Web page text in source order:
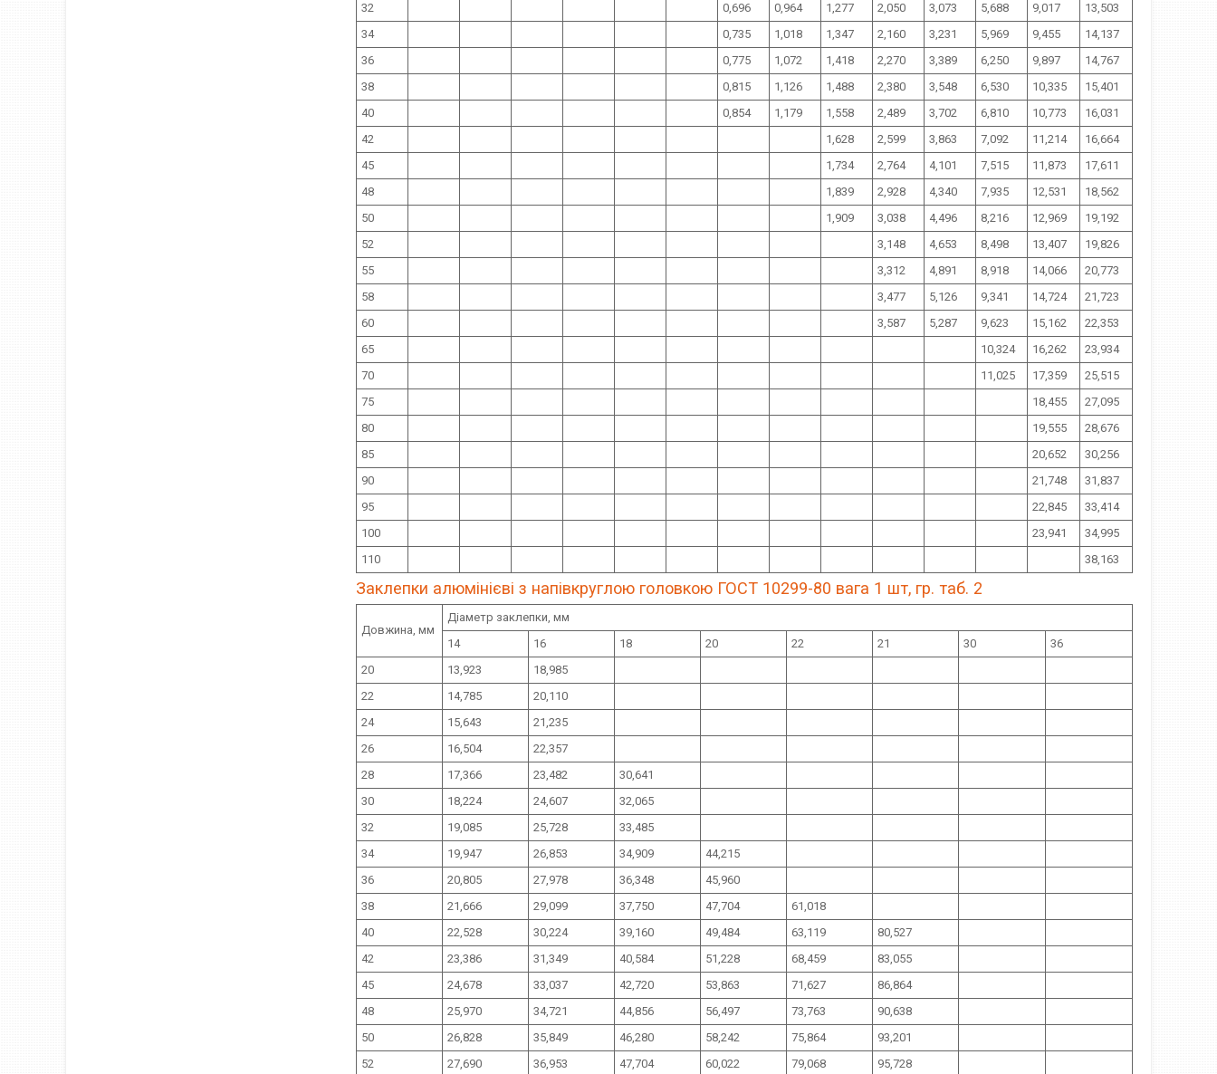
32
0,696 0,964 1,277 2,050 3,073 5,688 9,017
13,503
34
0,735 1,018 1,347 2,160 3,231 5,969 9,455
14,137
36
0,775 1,072 1,418 2,270 3,389 6,250 9,897
14,767
38
0,815 1,126 1,488 2,380 3,548 6,530 10,335
15,401
40
0,854 1,179 1,558 2,489 3,702 6,810 10,773
16,031
42
1,628 2,599 3,863 7,092 11,214
16,664
45
1,734 2,764 4,101 7,515 11,873
17,611
48
1,839 2,928 4,340 7,935 12,531
18,562
50
1,909 3,038 4,496 8,216 12,969
19,192
52
3,148 4,653 8,498 13,407
19,826
55
3,312 4,891 8,918 14,066
20,773
58
3,477 5,126 9,341 14,724
21,723
60
3,587 5,287 9,623 15,162
22,353
65
10,324 16,262
23,934
70
11,025 17,359
25,515
75
18,455
27,095
80
19,555
28,676
85
20,652
30,256
90
21,748
31,837
95
22,845
33,414
100
23,941
34,995
110
38,163
Заклепки алюмінієві з напівкруглою головкою ГОСТ 10299-80 вага 1 шт, гр. таб. 2
Довжина, мм
Діаметр заклепки, мм
14
16 18 20 22 21 30
36
20
13,923
18,985
22
14,785
20,110
24
15,643
21,235
26
16,504
22,357
28
17,366 23,482
30,641
30
18,224 24,607
32,065
32
19,085 25,728
33,485
34
19,947 26,853 34,909
44,215
36
20,805 27,978 36,348
45,960
38
21,666 29,099 37,750 47,704
61,018
40
22,528 30,224 39,160 49,484 63,119
80,527
42
23,386 31,349 40,584 51,228 68,459
83,055
45
24,678 33,037 42,720 53,863 71,627
86,864
48
25,970 34,721 44,856 56,497 73,763
90,638
50
26,828 35,849 46,280 58,242 75,864
93,201
52
27,690 36,953 47,704 60,022 79,068 95,728